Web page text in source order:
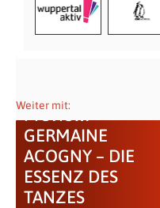
Weiter mit:
Preview:
GERMAINE
ACOGNY – DIE
ESSENZ DES
TANZES